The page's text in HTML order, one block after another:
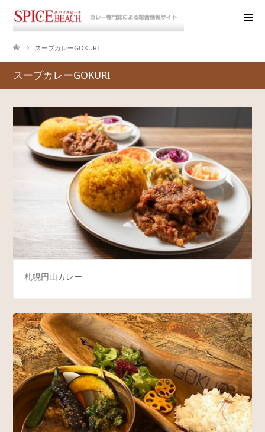
スープカレーGOKURI
スープカレーGOKURI
札幌円山カレー